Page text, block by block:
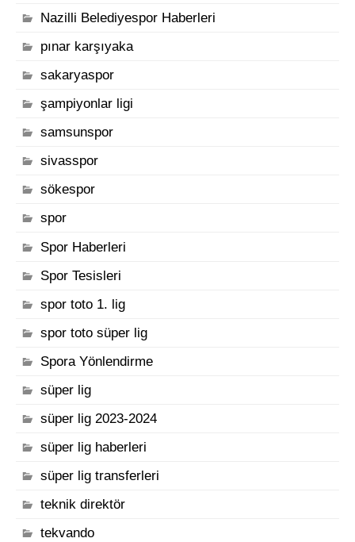
Nazilli Belediyespor Haberleri
pınar karşıyaka
sakaryaspor
şampiyonlar ligi
samsunspor
sivasspor
sökespor
spor
Spor Haberleri
Spor Tesisleri
spor toto 1. lig
spor toto süper lig
Spora Yönlendirme
süper lig
süper lig 2023-2024
süper lig haberleri
süper lig transferleri
teknik direktör
tekvando